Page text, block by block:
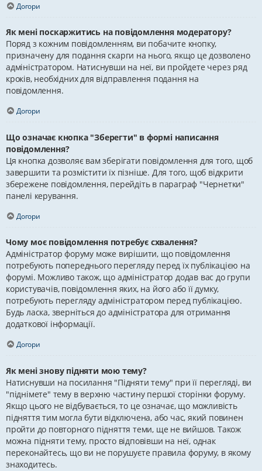
Догори
Як мені поскаржитись на повідомлення модератору?
Поряд з кожним повідомленням, ви побачите кнопку,
призначену для подання скарги на нього, якщо це дозволено
адміністратором. Натиснувши на неї, ви пройдете через ряд
кроків, необхідних для відправлення подання на
повідомлення.
Догори
Що означає кнопка "Зберегти" в формі написання
повідомлення?
Ця кнопка дозволяє вам зберігати повідомлення для того, щоб
завершити та розмістити їх пізніше. Для того, щоб відкрити
збережене повідомлення, перейдіть в параграф "Чернетки"
панелі керування.
Догори
Чому моє повідомлення потребує схвалення?
Адміністратор форуму може вирішити, що повідомлення
потребують попереднього перегляду перед їх публікацією на
форумі. Можливо також, що адміністратор додав вас до групи
користувачів, повідомлення яких, на його або її думку,
потребують перегляду адміністратором перед публікацією.
Будь ласка, зверніться до адміністратора для отримання
додаткової інформації.
Догори
Як мені знову підняти мою тему?
Натиснувши на посилання "Підняти тему" при її перегляді, ви
"піднімете" тему в верхню частину першої сторінки форуму.
Якщо цього не відбувається, то це означає, що можливість
підняття тим могла бути відключена, або час, який повинен
пройти до повторного підняття теми, ще не вийшов. Також
можна підняти тему, просто відповівши на неї, однак
переконайтесь, що ви не порушуєте правила форуму, в якому
знаходитесь.